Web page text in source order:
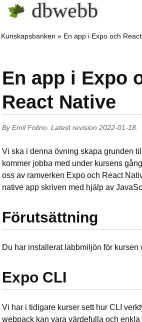
dbwebb
Kunskapsbanken En app i Expo och
En app i Expo
React Native
ByEmil Folino Latest revision2022-01-18
Vi ska i denna övning skapa grunden
kommer jobba med under kursens
oss av ramverken Expo och React
native app skriven med hjälp av
Förutsättning
Du har installerat labbmiljön för kursen
Expo CLI
Vi har i tidigare kurser sett hur CLI
webpack kan vara värdefulla och enkla